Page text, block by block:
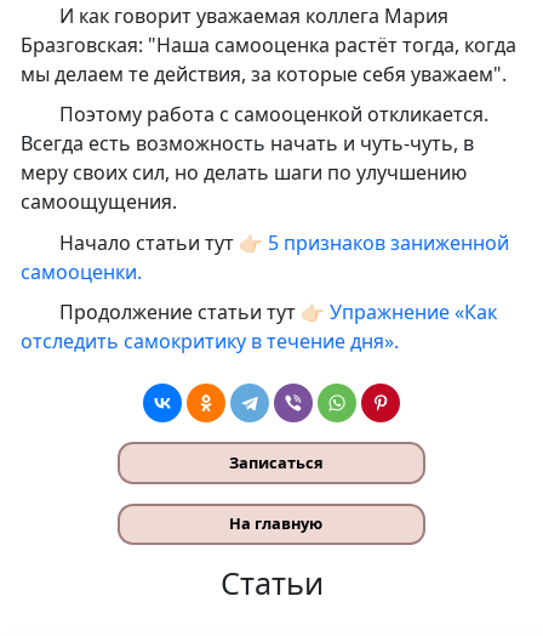
И как говорит уважаемая коллега Мария
Бразговская: "Наша самооценка растёт тогда, когда
мы делаем те действия, за которые себя уважаем".
Поэтому работа с самооценкой откликается.
Всегда есть возможность начать и чуть-чуть, в
меру своих сил, но делать шаги по улучшению
самоощущения.
Начало статьи тут 👉🏻 5 признаков заниженной
самооценки.
Продолжение статьи тут 👉🏻 Упражнение «Как
отследить самокритику в течение дня».
Записаться
На главную
Статьи